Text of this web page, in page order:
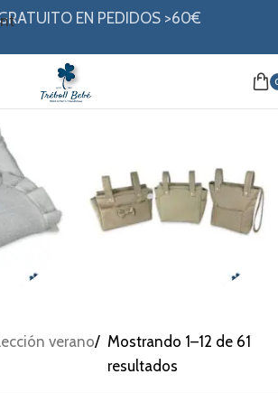
EN PEDIDOS >60€
verano/ Mostrando 1–12 de 61
resultados